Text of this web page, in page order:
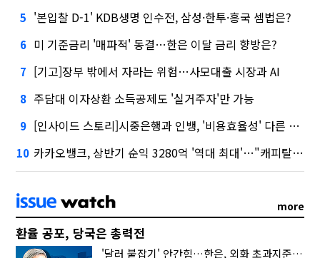
5 '본입찰 D-1' KDB생명 인수전, 삼성·한투·흥국 셈법은?
6 미 기준금리 '매파적' 동결…한은 이달 금리 향방은?
7 [기고]장부 밖에서 자라는 위험…사모대출 시장과 AI
8 주담대 이자상환 소득공제도 '실거주자'만 가능
9 [인사이드 스토리]시중은행과 인뱅, '비용효율성' 다른 잣대 왜?
10 카카오뱅크, 상반기 순익 3280억 '역대 최대'…"캐피탈, 자산 1조원 이상"
more
환율 공포, 당국은 총력전
'달러 붙잡기' 안간힘…한은, 외화 초과지준에 이자 6개월 더